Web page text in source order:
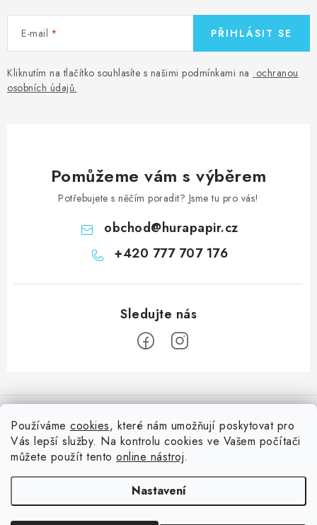
Používáme cookies, které nám umožňují poskytovat pro
Vás lepší služby. Na kontrolu cookies ve Vašem počítači
můžete použít tento online nástroj.
Nastavení
E-mail
Kliknutím na tlačítko souhlasíte s našimi podmínkami na ochranou
osobních údajů.
PŘIHLÁSIT SE
Pomůžeme vám s výběrem
Potřebujete s něčím poradit? Jsme tu pro vás!
obchod@hurapapir.cz
+420 777 707 176
á
Doprava
Oblíbené ♥️
Nepřehlédněte
Blog s nápady a návody
Slovník pojmů, české návody